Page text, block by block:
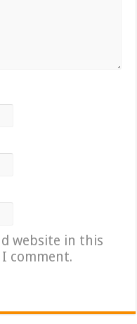
website in this
comment.